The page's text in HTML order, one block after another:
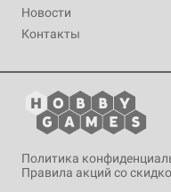
Новости
Контакты
Политика
Правила акций со